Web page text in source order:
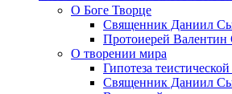
О Боге Творце
Священник Даниил
Протоиерей
О творении мира
Гипотеза
Священник Даниил